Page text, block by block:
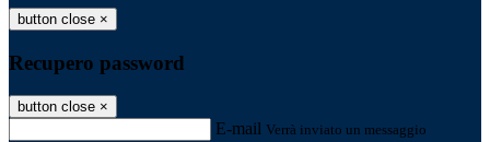
button close ×
Recupero password
button close ×
E-mail Verrà inviato un messaggio